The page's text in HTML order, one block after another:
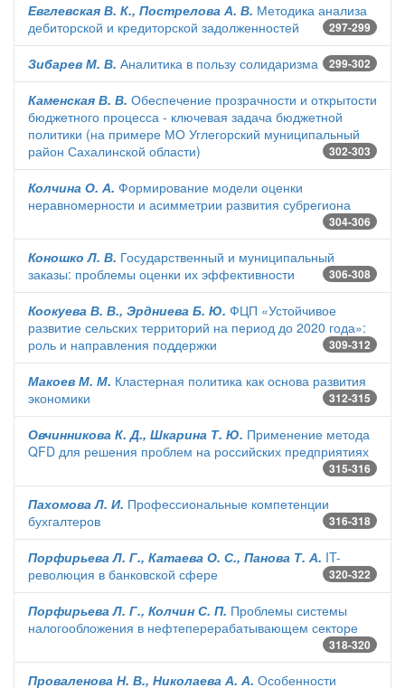
Евглевская В. К., Пострелова А. В. Методика анализа
дебиторской и кредиторской задолженностей
297-299
Зибарев М. В. Аналитика в пользу солидаризма 299-302
Каменская В. В. Обеспечение прозрачности и открытости
бюджетного процесса - ключевая задача бюджетной
политики (на примере МО Углегорский муниципальный
район Сахалинской области)
302-303
Колчина О. А. Формирование модели оценки
неравномерности и асимметрии развития субрегиона
304-306
Коношко Л. В. Государственный и муниципальный
заказы: проблемы оценки их эффективности
306-308
Коокуева В. В., Эрдниева Б. Ю. ФЦП «Устойчивое
развитие сельских территорий на период до 2020 года»:
роль и направления поддержки
309-312
Макоев М. М. Кластерная политика как основа развития
экономики
312-315
Овчинникова К. Д., Шкарина Т. Ю. Применение метода
QFD для решения проблем на российских предприятиях
315-316
Пахомова Л. И. Профессиональные компетенции
бухгалтеров
316-318
Порфирьева Л. Г., Катаева О. С., Панова Т. А. IT-
революция в банковской сфере
320-322
Порфирьева Л. Г., Колчин С. П. Проблемы системы
налогообложения в нефтеперерабатывающем секторе
318-320
Проваленова Н. В., Николаева А. А. Особенности